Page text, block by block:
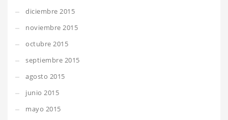
diciembre 2015
noviembre 2015
octubre 2015
septiembre 2015
agosto 2015
junio 2015
mayo 2015